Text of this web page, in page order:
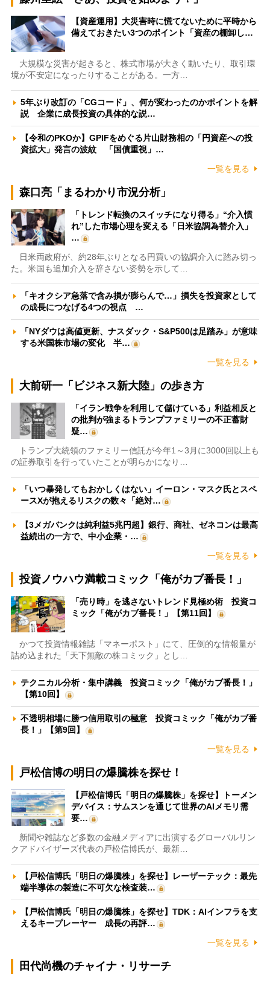
【資産運用】大災害時に慌てないために平時から
備えておきたい3つのポイント「資産の棚卸し…
大規模な災害が起きると、株式市場が大きく動いたり、取引環
境が不安定になったりすることがある。一方…
5年ぶり改訂の「CGコード」、何が変わったのかポイントを解
説 企業に成長投資の具体的な説…
【令和のPKOか】GPIFをめぐる片山財務相の「円資産への投
資拡大」発言の波紋 「国債重視」…
一覧を見る
森口亮「まるわかり市況分析」
「トレンド転換のスイッチになり得る」“介入慣
れ”した市場心理を変える「日米協調為替介入」
…
日米両政府が、約28年ぶりとなる円買いの協調介入に踏み切っ
た。米国も追加介入を辞さない姿勢を示して…
「キオクシア急落で含み損が膨らんで…」損失を投資家として
の成長につなげる4つの視点 …
「NYダウは高値更新、ナスダック・S&P500は足踏み」が意味
する米国株市場の変化 半…
一覧を見る
大前研一「ビジネス新大陸」の歩き方
「イラン戦争を利用して儲けている」利益相反と
の批判が強まるトランプファミリーの不正蓄財
疑…
トランプ大統領のファミリー信託が今年1～3月に3000回以上も
の証券取引を行っていたことが明らかになり…
「いつ暴発してもおかしくはない」イーロン・マスク氏とスペ
ースXが抱えるリスクの数々「絶対…
【3メガバンクは純利益5兆円超】銀行、商社、ゼネコンは最高
益続出の一方で、中小企業・…
一覧を見る
投資ノウハウ満載コミック「俺がカブ番長！」
「売り時」を逃さないトレンド見極め術 投資コ
ミック「俺がカブ番長！」【第11回】
かつて投資情報雑誌「マネーポスト」にて、圧倒的な情報量が
詰め込まれた「天下無敵の株コミック」とし…
テクニカル分析・集中講義 投資コミック「俺がカブ番長！」
【第10回】
不透明相場に勝つ信用取引の極意 投資コミック「俺がカブ番
長！」【第9回】
一覧を見る
戸松信博の明日の爆騰株を探せ！
【戸松信博氏「明日の爆騰株」を探せ】トーメン
デバイス：サムスンを通じて世界のAIメモリ需
要…
新聞や雑誌など多数の金融メディアに出演するグローバルリン
クアドバイザーズ代表の戸松信博氏が、最新…
【戸松信博氏「明日の爆騰株」を探せ】レーザーテック：最先
端半導体の製造に不可欠な検査装…
【戸松信博氏「明日の爆騰株」を探せ】TDK：AIインフラを支
えるキープレーヤー 成長の再評…
一覧を見る
田代尚機のチャイナ・リサーチ